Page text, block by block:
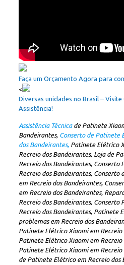
Faça um Orçamento Agora para
<
Diversas unidades no Brasil –
Assistência!
Assistência Técnicade Patinete
Bandeirantes,Conserto de Patinete
dos Bandeirantes,Patinete Elétrico
Recreio dos Bandeirantes, Loja de
Recreio dos Bandeirantes, Conserto
Recreio dos Bandeirantes,
em Recreio dos Bandeirantes,
em Recreio dos Bandeirantes,
Recreio dos Bandeirantes,
Recreio dos Bandeirantes, Patinete
problemas em Recreio dos
Patinete Elétrico Xiaomi em Recreio
Patinete Elétrico Xiaomi em Recreio
Patinete Elétrico Xiaomi em Recreio
de Patinete Elétrico em Recreio dos